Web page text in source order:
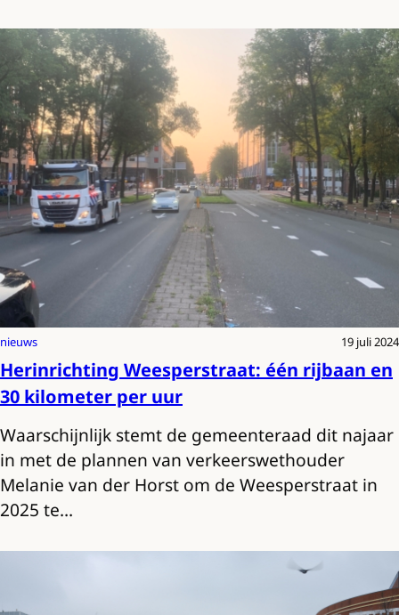
nieuws 19 juli 2024
Herinrichting Weesperstraat: één rijbaan en
30 kilometer per uur
Waarschijnlijk stemt de gemeenteraad dit najaar
in met de plannen van verkeerswethouder
Melanie van der Horst om de Weesperstraat in
2025 te…